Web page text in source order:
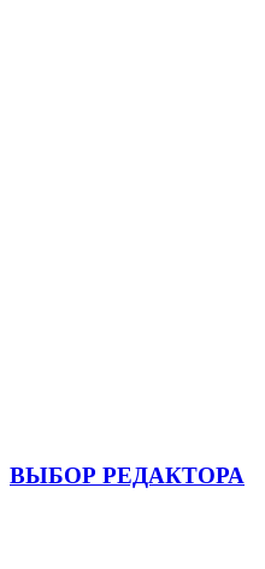
ВЫБОР РЕДАКТОРА